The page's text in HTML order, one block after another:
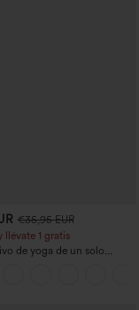
€35,95 EUR
llévate 1 gratis
de yoga de un solo
larga con agujero para
curvo estilo high-
corto, espalda más